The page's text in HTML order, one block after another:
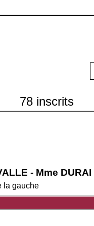
78 inscrits
- Mme DURAI
la gauche